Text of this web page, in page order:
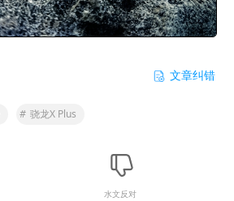
文章纠错
# 骁龙X Plus
水文反对